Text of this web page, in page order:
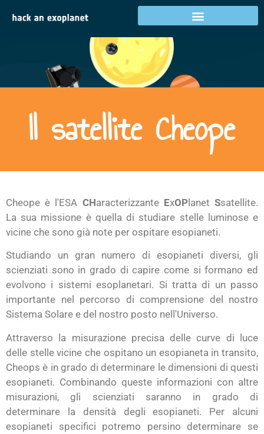
Il satellite Cheope
Cheope è l'ESA CHaracterizzante ExOPlanetSsatellite.
La sua missione è quella di studiare stelle luminose e
vicine che sono già note per ospitare esopianeti.
Studiando un gran numero di esopianeti diversi, gli
scienziati sono in grado di capire come si formano ed
evolvono i sistemi esoplanetari. Si tratta di un passo
importante nel percorso di comprensione del nostro
Sistema Solare e del nostro posto nell'Universo.
Attraverso la misurazione precisa delle curve di luce
delle stelle vicine che ospitano un esopianeta in transito,
Cheops è in grado di determinare le dimensioni di questi
esopianeti. Combinando queste informazioni con altre
misurazioni, gli scienziati saranno in grado di
determinare la densità degli esopianeti. Per alcuni
esopianeti specifici potremo persino determinare se